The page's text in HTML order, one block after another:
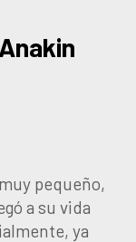
pequeño,
a su vida
ya